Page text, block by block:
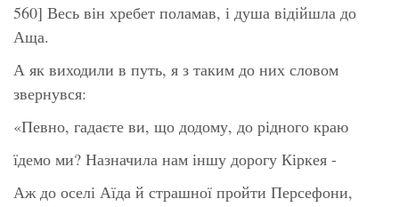
560] Весь він хребет поламав, і душа відійшла до
Аща.
А як виходили в путь, я з таким до них словом
звернувся:
«Певно, гадаєте ви, що додому, до рідного краю
їдемо ми? Назначила нам іншу дорогу Кіркея -
Аж до оселі Аїда й страшної пройти Персефони,